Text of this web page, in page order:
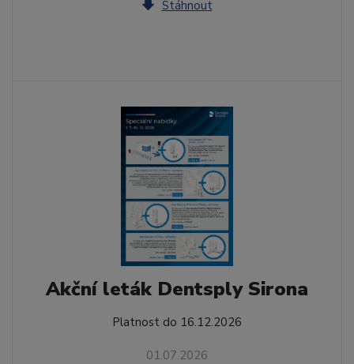
Stáhnout
Akční leták Dentsply Sirona
Platnost do 16.12.2026
01.07.2026